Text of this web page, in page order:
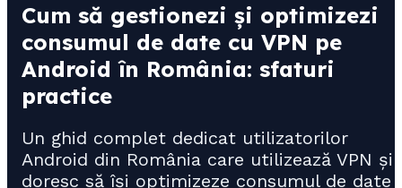
Cum să gestionezi și optimizezi
consumul de date cu VPN pe
Android în România: sfaturi
practice
Un ghid complet dedicat utilizatorilor
Android din România care utilizează VPN și
doresc să își optimizeze consumul de date